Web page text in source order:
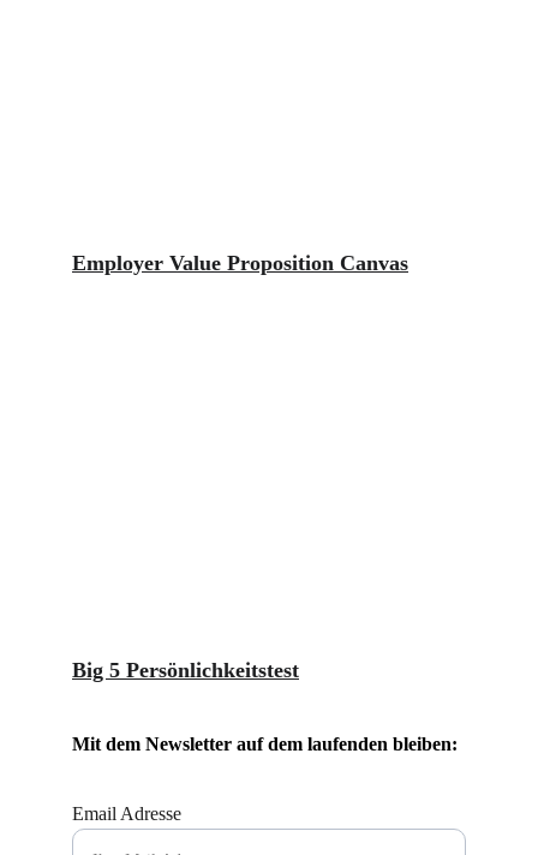
Employer Value Proposition Canvas
Big 5 Persönlichkeitstest
Mit dem Newsletter auf dem laufenden bleiben:
Email Adresse